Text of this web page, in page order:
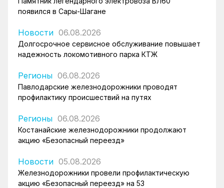
появился в Сары-Шагане
Новости 06.08.2026
Долгосрочное сервисное обслуживание повышает
надежность локомотивного парка КТЖ
Регионы 06.08.2026
Павлодарские железнодорожники проводят
профилактику происшествий на путях
Регионы 06.08.2026
Костанайские железнодорожники продолжают
акцию «Безопасный переезд»
Новости 05.08.2026
Железнодорожники провели профилактическую
акцию «Безопасный переезд» на 53